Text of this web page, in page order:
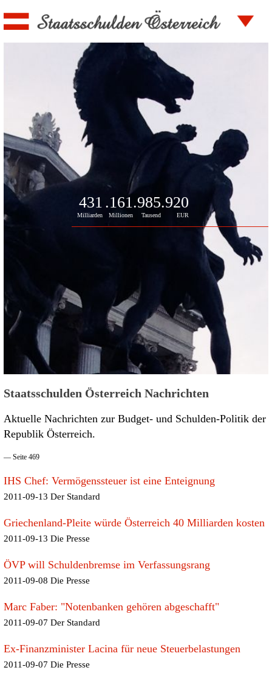
.920
EUR
.985
Tausend
.161
Millionen
431
Milliarden
Staatsschulden Österreich Nachrichten
Aktuelle Nachrichten zur Budget- und Schulden-Politik der
Republik Österreich.
— Seite 469
IHS Chef: Vermögenssteuer ist eine Enteignung
2011-09-13 Der Standard
Griechenland-Pleite würde Österreich 40 Milliarden kosten
2011-09-13 Die Presse
ÖVP will Schuldenbremse im Verfassungsrang
2011-09-08 Die Presse
Marc Faber: "Notenbanken gehören abgeschafft"
2011-09-07 Der Standard
Ex-Finanzminister Lacina für neue Steuerbelastungen
2011-09-07 Die Presse